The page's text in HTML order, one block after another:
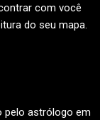
com você
do seu mapa.
pelo astrólogo em